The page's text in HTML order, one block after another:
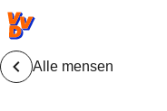
VVD.nl - Ga naar de
Alle mensen